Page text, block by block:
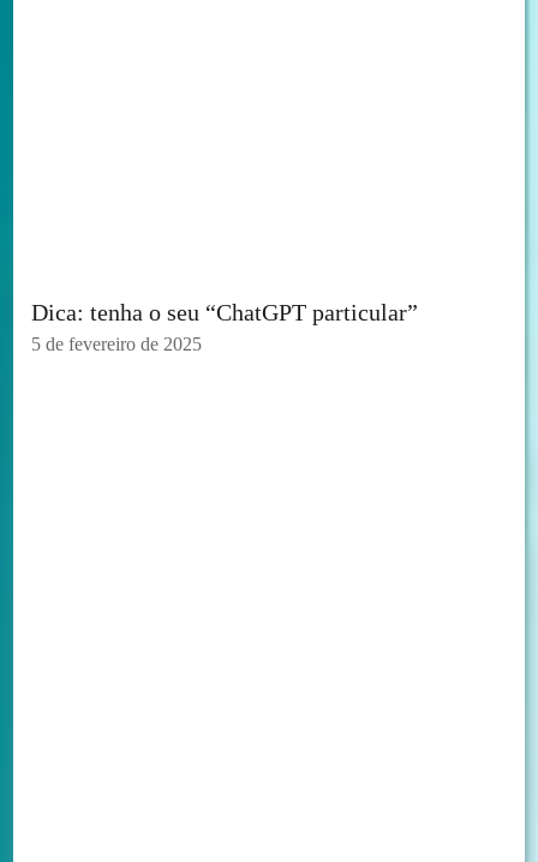
Dica: tenha o seu “ChatGPT particular”
5 de fevereiro de 2025